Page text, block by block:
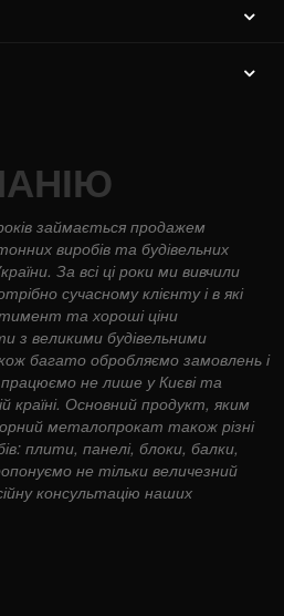
займається продажем
виробів та будівельних
За всі ці роки ми вивчили
сучасному клієнту і в які
та хороші ціни
з великими будівельними
багато обробляємо замовлень і
працюємо не лише у Києві та
країні. Основний продукт, яким
металопрокат також різні
плити, панелі, блоки, балки,
не тільки величезний
консультацію наших